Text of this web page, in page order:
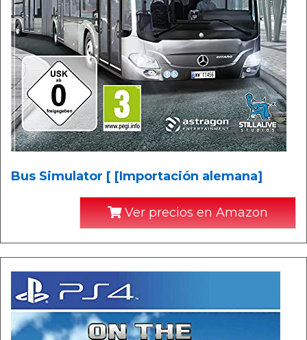
Bus Simulator [ [Importación alemana]
Ver precios en Amazon